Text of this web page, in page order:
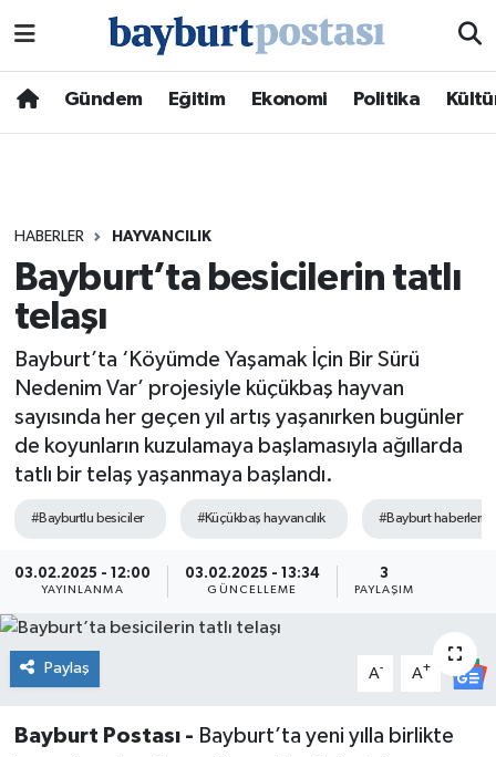
Gündem Eğitim Ekonomi Politika
HABERLER HAYVANCILIK
Bayburt’ta besicilerin tatlı
telaşı
Bayburt’ta ‘Köyümde Yaşamak İçin Bir Sürü
Nedenim Var’ projesiyle küçükbaş hayvan
sayısında her geçen yıl artış yaşanırken bugünler
de koyunların kuzulamaya başlamasıyla ağıllarda
tatlı bir telaş yaşanmaya başlandı.
#Bayburtlu besiciler #Küçükbaş hayvancılık #Bayburt haberleri
03.02.2025 - 12:00
YAYINLANMA
03.02.2025 - 13:34
GÜNCELLEME
3
PAYLAŞIM
Paylaş A- A+
Bayburt Postası - Bayburt’ta yeni yılla birlikte
Hava Durumu
Süper Lig Puan Durumu ve Fikstür
Tüm Manşetler
Son Dakika Haberleri
Haber Arşivi